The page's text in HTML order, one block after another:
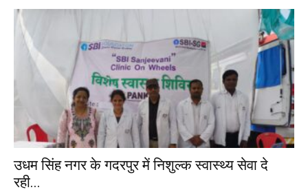
उधम सिंह नगर के गदरपुर में निशुल्क स्वास्थ्य सेवा दे
रही...